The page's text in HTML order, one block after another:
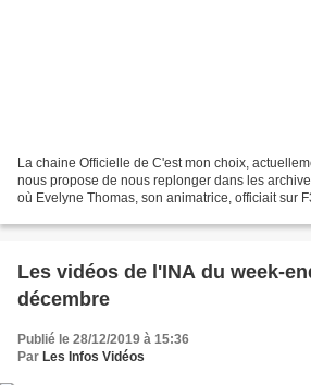
La chaine Officielle de C'est mon choix,
nous propose de nous replonger dans les
où Evelyne Thomas, son animatrice, officiait sur
Les vidéos de l'INA du week-
décembre
Publié le 28/12/2019 à 15:36
Par Les Infos Vidéos